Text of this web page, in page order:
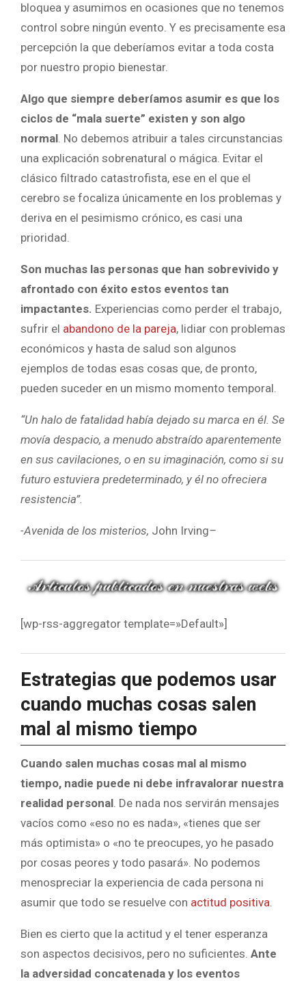
bloquea y asumimos en ocasiones que no tenemos
control sobre ningún evento. Y es precisamente esa
percepción la que deberíamos evitar a toda costa
por nuestro propio bienestar.
Algo que siempre deberíamos asumir es que los
ciclos de “mala suerte” existen y son algo
normal. No debemos atribuir a tales circunstancias
una explicación sobrenatural o mágica. Evitar el
clásico filtrado catastrofista, ese en el que el
cerebro se focaliza únicamente en los problemas y
deriva en el pesimismo crónico, es casi una
prioridad.
Son muchas las personas que han sobrevivido y
afrontado con éxito estos eventos tan
impactantes. Experiencias como perder el trabajo,
sufrir el abandono de la pareja, lidiar con problemas
económicos y hasta de salud son algunos
ejemplos de todas esas cosas que, de pronto,
pueden suceder en un mismo momento temporal.
“Un halo de fatalidad había dejado su marca en él. Se
movía despacio, a menudo abstraído aparentemente
en sus cavilaciones, o en su imaginación, como si su
futuro estuviera predeterminado, y él no ofreciera
resistencia”.
-Avenida de los misterios, John Irving–
[wp-rss-aggregator template=»Default»]
Estrategias que podemos usar
cuando muchas cosas salen
mal al mismo tiempo
Cuando salen muchas cosas mal al mismo
tiempo, nadie puede ni debe infravalorar nuestra
realidad personal . De nada nos servirán mensajes
vacíos como «eso no es nada», «tienes que ser
más optimista» o «no te preocupes, yo he pasado
por cosas peores y todo pasará». No podemos
menospreciar la experiencia de cada persona ni
asumir que todo se resuelve con actitud positiva
Bien es cierto que la actitud y el tener esperanza
son aspectos decisivos, pero no suficientes. Ante
la adversidad concatenada y los eventos